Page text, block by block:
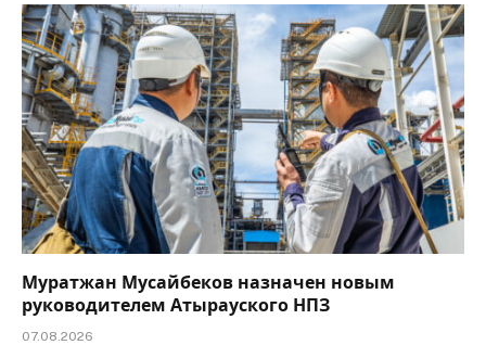
Муратжан Мусайбеков назначен новым
руководителем Атырауского НПЗ
07.08.2026